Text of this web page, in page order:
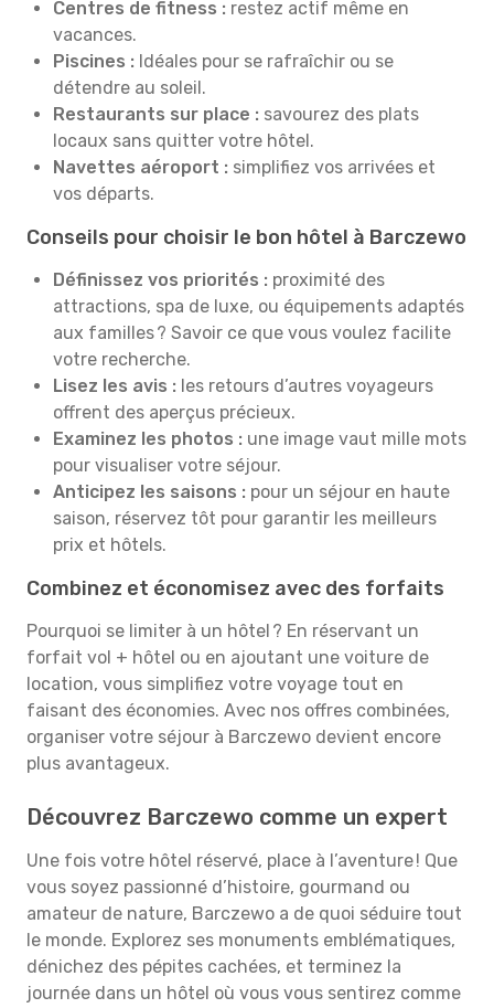
Centres de fitness : restez actif même en
vacances.
Piscines : Idéales pour se rafraîchir ou se
détendre au soleil.
Restaurants sur place : savourez des plats
locaux sans quitter votre hôtel.
Navettes aéroport : simplifiez vos arrivées et
vos départs.
Conseils pour choisir le bon hôtel à Barczewo
Définissez vos priorités : proximité des
attractions, spa de luxe, ou équipements adaptés
aux familles ? Savoir ce que vous voulez facilite
votre recherche.
Lisez les avis : les retours d’autres voyageurs
offrent des aperçus précieux.
Examinez les photos : une image vaut mille mots
pour visualiser votre séjour.
Anticipez les saisons : pour un séjour en haute
saison, réservez tôt pour garantir les meilleurs
prix et hôtels.
Combinez et économisez avec des forfaits
Pourquoi se limiter à un hôtel ? En réservant un
forfait vol + hôtel ou en ajoutant une voiture de
location, vous simplifiez votre voyage tout en
faisant des économies. Avec nos offres combinées,
organiser votre séjour à Barczewo devient encore
plus avantageux.
Découvrez Barczewo comme un expert
Une fois votre hôtel réservé, place à l’aventure ! Que
vous soyez passionné d’histoire, gourmand ou
amateur de nature, Barczewo a de quoi séduire tout
le monde. Explorez ses monuments emblématiques,
dénichez des pépites cachées, et terminez la
journée dans un hôtel où vous vous sentirez comme